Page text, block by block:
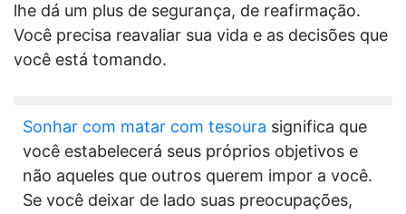
lhe dá um plus de segurança, de reafirmação.
Você precisa reavaliar sua vida e as decisões que
você está tomando.
Sonhar com matar com tesoura significa que
você estabelecerá seus próprios objetivos e
não aqueles que outros querem impor a você.
Se você deixar de lado suas preocupações,